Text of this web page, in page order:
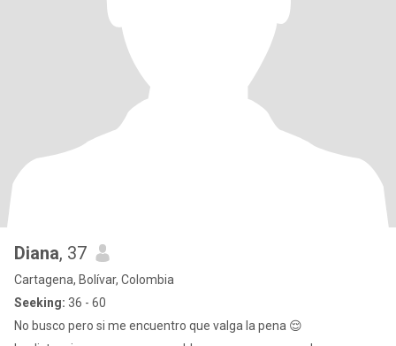
Diana, 37
Cartagena, Bolívar, Colombia
Seeking: 36 - 60
No busco pero si me encuentro que valga la pena 😌